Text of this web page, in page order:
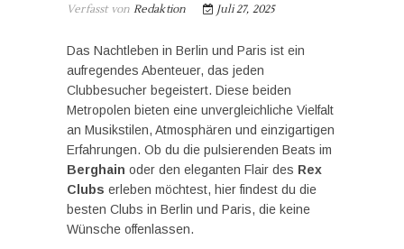
Verfasst von Redaktion Juli 27, 2025
Das Nachtleben in Berlin und Paris ist ein
aufregendes Abenteuer, das jeden
Clubbesucher begeistert. Diese beiden
Metropolen bieten eine unvergleichliche Vielfalt
an Musikstilen, Atmosphären und einzigartigen
Erfahrungen. Ob du die pulsierenden Beats im
Berghain oder den eleganten Flair des Rex
Clubs erleben möchtest, hier findest du die
besten Clubs in Berlin und Paris, die keine
Wünsche offenlassen.